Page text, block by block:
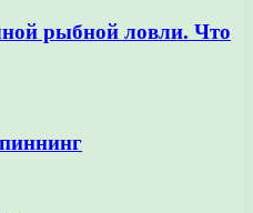
рыбной ловли. Что